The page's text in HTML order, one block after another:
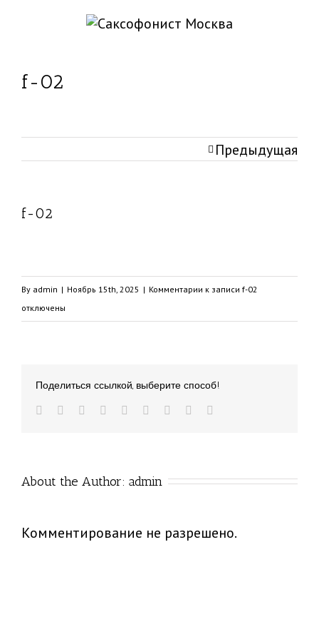
f-02
Предыдущая
f-02
By admin | Ноябрь 15th, 2025 | Комментарии к записи f-02
отключены
Поделиться ссылкой, выберите способ!
About the Author: admin
Комментирование не разрешено.